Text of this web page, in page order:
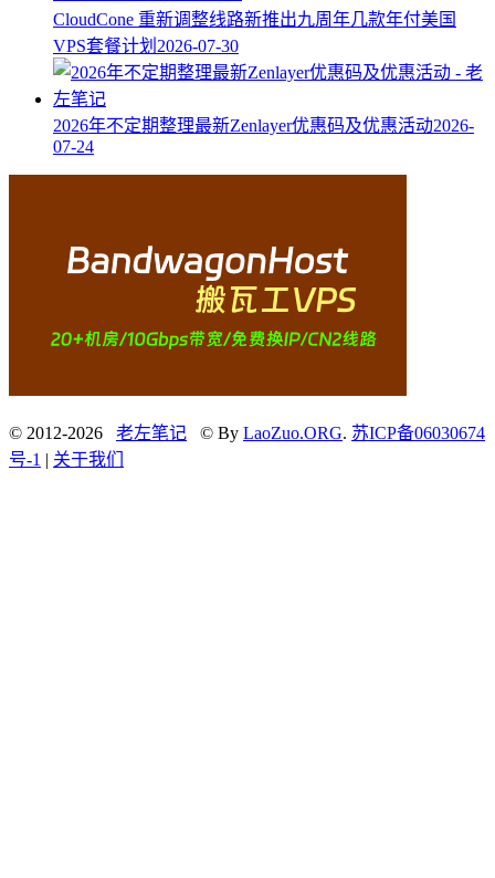
CloudCone 重新调整线路新推出九周年几款年付美国
VPS套餐计划 2026-07-30
2026年不定期整理最新Zenlayer优惠码及优惠活动2026-
07-24
© 2012-2026 老左笔记 © By LaoZuo.ORG. 苏ICP备06030674
号-1 | 关于我们